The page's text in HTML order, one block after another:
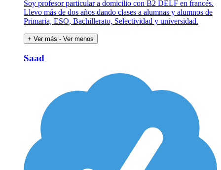
Soy profesor particular a domicilio con B2 DELF en francés.
Llevo más de dos años dando clases a alumnas y alumnos de
Primaria, ESO, Bachillerato, Selectividad y universidad.
+ Ver más - Ver menos
Saad